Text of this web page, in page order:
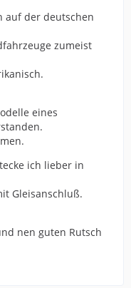
auf der deutschen
zumeist
eines
ich lieber in
Gleisanschluß.
nen guten Rutsch